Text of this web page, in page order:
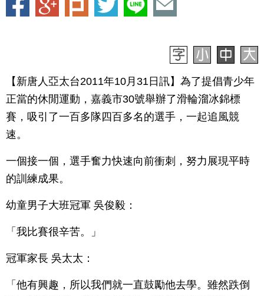
【新唐人亞太台2011年10月31日訊】為了提倡青少年
正當的休閒運動，嘉義市30號舉辦了滑輪溜冰錦標
賽，吸引了一百多隊四百多名的選手，一起追風競
速。
一個接一個，選手奮力快速向前衝刺，努力展現平時
的訓練成果。
幼童男子大班冠軍 吳俊毅：
「我比賽很辛苦。」
冠軍家長 吳太太：
「他有興趣，所以我們就一直鼓勵他去學。雖然跌倒